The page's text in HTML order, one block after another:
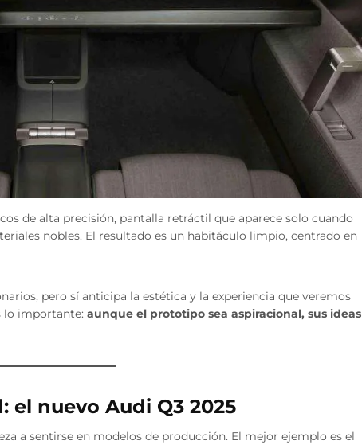
de alta precisión, pantalla retráctil que aparece solo cuando
nobles. El resultado es un habitáculo limpio, centrado en
pero sí anticipa la estética y la experiencia que veremos
lo importante: aunque el prototipo sea aspiracional, sus ideas
nuevo Audi Q3 2025
a sentirse en modelos de producción. El mejor ejemplo es el